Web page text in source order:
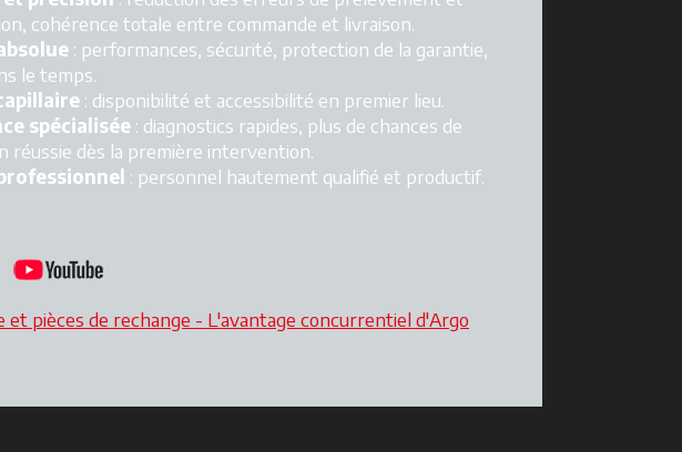
cohérence totale entre commande et livraison.
: performances, sécurité, protection de la garantie,
le temps.
: disponibilité et accessibilité en premier lieu.
spécialisée : diagnostics rapides, plus de chances de
réussie dès la première intervention.
: personnel hautement qualifié et productif.
et pièces de rechange - L'avantage concurrentiel d'Argo